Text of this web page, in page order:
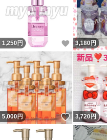
1,250 円 いいね！
3,180 円
5,000円 いいね！
3,720円